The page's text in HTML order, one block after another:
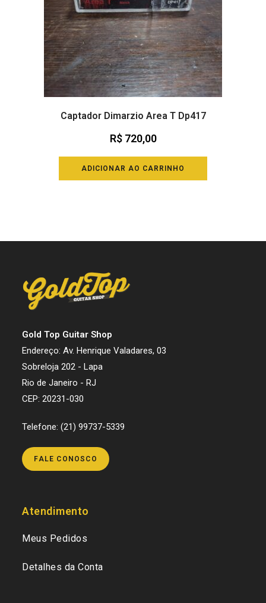
Captador Dimarzio Area T Dp417
R$720,00
ADICIONAR AO CARRINHO
Gold Top Guitar Shop
Endereço: Av. Henrique Valadares, 03
Sobreloja 202 - Lapa
Rio de Janeiro - RJ
CEP: 20231-030
Telefone: (21) 99737-5339
FALE CONOSCO
Atendimento
Meus Pedidos
Detalhes da Conta